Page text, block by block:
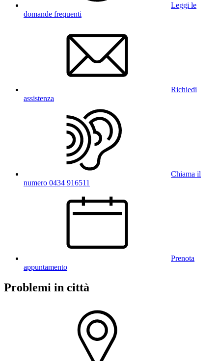
Leggi le
domande frequenti
Richiedi
assistenza
Chiama il
numero 0434 916511
Prenota
appuntamento
Problemi in città